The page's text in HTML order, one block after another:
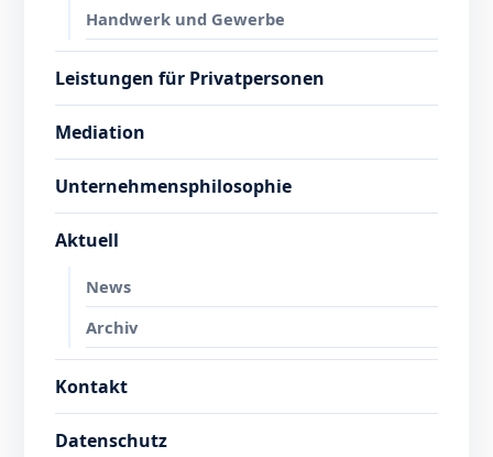
Handwerk und Gewerbe
Leistungen für Privatpersonen
Mediation
Unternehmensphilosophie
Aktuell
News
Archiv
Kontakt
Datenschutz